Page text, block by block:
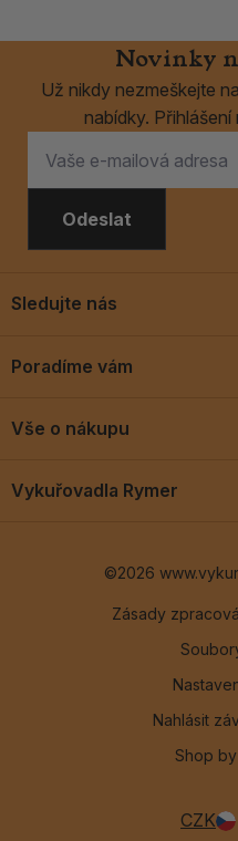
Novinky
Už nikdy nezmeškejte
nabídky.
Odeslat
Poradíme vám
Blog
Vše o nákupu
Vykuřovadla Rymer
Sledujte nás
©2026
Zásady
Nahlásit
Shop by
CZK